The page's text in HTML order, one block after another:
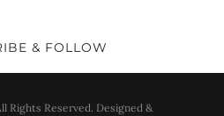
& FOLLOW
Rights Reserved. Designed &